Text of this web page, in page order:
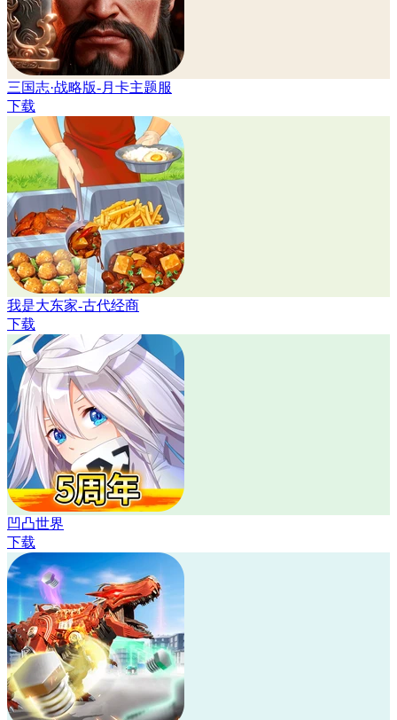
三国志·战略版-月卡主题服
下载
我是大东家-古代经商
下载
凹凸世界
下载